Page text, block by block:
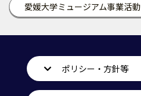
愛媛大学ミュージアム事業活動
ポリシー・方針等